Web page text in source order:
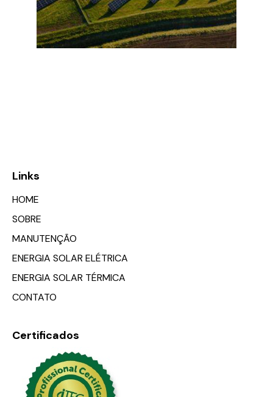
Links
HOME
SOBRE
MANUTENÇÃO
ENERGIA SOLAR ELÉTRICA
ENERGIA SOLAR TÉRMICA
CONTATO
Certificados